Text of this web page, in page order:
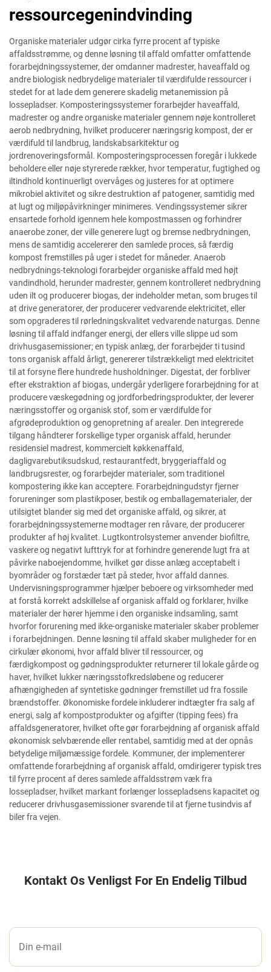
ressourcegenindvinding
Organiske materialer udgør cirka fyrre procent af typiske
affaldsstrømme, og denne løsning til affald omfatter omfattende
forarbejdningssystemer, der omdanner madrester, haveaffald og
andre biologisk nedbrydelige materialer til værdifulde ressourcer i
stedet for at lade dem generere skadelig metanemission på
lossepladser. Komposteringssystemer forarbejder haveaffald,
madrester og andre organiske materialer gennem nøje kontrolleret
aerob nedbrydning, hvilket producerer næringsrig kompost, der er
værdifuld til landbrug, landskabsarkitektur og
jordrenoveringsformål. Komposteringsprocessen foregår i lukkede
beholdere eller nøje styrerede rækker, hvor temperatur, fugtighed og
iltindhold kontinuerligt overvåges og justeres for at optimere
mikrobiel aktivitet og sikre destruktion af patogener, samtidig med
at lugt og miljøpåvirkninger minimeres. Vendingssystemer sikrer
ensartede forhold igennem hele kompostmassen og forhindrer
anaerobe zoner, der ville generere lugt og bremse nedbrydningen,
mens de samtidig accelererer den samlede proces, så færdig
kompost fremstilles på uger i stedet for måneder. Anaerob
nedbrydnings-teknologi forarbejder organiske affald med højt
vandindhold, herunder madrester, gennem kontrolleret nedbrydning
uden ilt og producerer biogas, der indeholder metan, som bruges til
at drive generatorer, der producerer vedvarende elektricitet, eller
som opgraderes til rørledningskvalitet vedvarende naturgas. Denne
løsning til affald indfanger energi, der ellers ville slippe ud som
drivhusgasemissioner; en typisk anlæg, der forarbejder ti tusind
tons organisk affald årligt, genererer tilstrækkeligt med elektricitet
til at forsyne flere hundrede husholdninger. Digestat, der forbliver
efter ekstraktion af biogas, undergår yderligere forarbejdning for at
producere væskegødning og jordforbedringsprodukter, der leverer
næringsstoffer og organisk stof, som er værdifulde for
afgrødeproduktion og genopretning af arealer. Den integrerede
tilgang håndterer forskellige typer organisk affald, herunder
residensiel madrest, kommercielt køkkenaffald,
dagligvarebutiksudskud, restaurantfedt, bryggeriaffald og
landbrugsrester, og forarbejder materialer, som traditionel
kompostering ikke kan acceptere. Forarbejdningudstyr fjerner
forureninger som plastikposer, bestik og emballagematerialer, der
utilsigtet blander sig med det organiske affald, og sikrer, at
forarbejdningssystemerne modtager ren råvare, der producerer
produkter af høj kvalitet. Lugtkontrolsystemer anvender biofiltre,
vaskere og negativt lufttryk for at forhindre generende lugt fra at
påvirke naboejendomme, hvilket gør disse anlæg acceptabelt i
byområder og forstæder tæt på steder, hvor affald dannes.
Undervisningsprogrammer hjælper beboere og virksomheder med
at forstå korrekt adskillelse af organisk affald og forklarer, hvilke
materialer der hører hjemme i den organiske indsamling, samt
hvorfor forurening med ikke-organiske materialer skaber problemer
i forarbejdningen. Denne løsning til affald skaber muligheder for en
cirkulær økonomi, hvor affald bliver til ressourcer, og
færdigkompost og gødningsprodukter returnerer til lokale gårde og
haver, hvilket lukker næringsstofkredsløbene og reducerer
afhængigheden af syntetiske gødninger fremstillet ud fra fossile
brændstoffer. Økonomiske fordele inkluderer indtægter fra salg af
energi, salg af kompostprodukter og afgifter (tipping fees) fra
affaldsgeneratorer, hvilket ofte gør forarbejdning af organisk affald
økonomisk selvbærende eller rentabel, samtidig med at der opnås
betydelige miljømæssige fordele. Kommuner, der implementerer
omfattende forarbejdning af organisk affald, omdirigerer typisk tres
til fyrre procent af deres samlede affaldsstrøm væk fra
lossepladser, hvilket markant forlænger lossepladsens kapacitet og
reducerer drivhusgasemissioner svarende til at fjerne tusindvis af
biler fra vejen.
Kontakt Os Venligst For En Endelig Tilbud